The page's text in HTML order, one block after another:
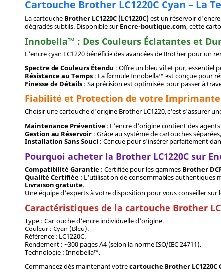
Cartouche Brother LC1220C Cyan – La
La cartouche Brother LC1220C (LC1220C)est un réservoir
dégradés subtils. Disponible surEncre-boutique.com, cette
Innobella™ : Des Couleurs Éclatantes et
L'encre cyan LC1220 bénéficie des avancées de Brother pour un
Spectre de Couleurs Étendu : Offre un bleu vif et pur, essentiel
Résistance au Temps : La formule Innobella™ est conçue pour
Finesse de Détails : Sa précision est optimisée pour passer à
Fiabilité et Protection de votre Imprimante
Choisir une cartouche d'origine Brother LC1220, c'est s'assurer
Maintenance Préventive : L'encre d'origine contient des
Gestion au Réservoir : Grâce au système de cartouches
Installation Sans Souci : Conçue pour s'insérer parfaitement
Pourquoi acheter la Brother LC1220C sur
Compatibilité Garantie : Certifiée pour les gammes Brother
Qualité Certifiée : L'utilisation de consommables authentiques
Livraison gratuite.
Une équipe d'experts à votre disposition pour vous conseiller sur
Caractéristiques de la cartouche Brother
Type : Cartouche d'encre individuelle d'origine.
Couleur : Cyan (Bleu).
Référence : LC1220C.
Rendement : ~300 pages A4 (selon la norme ISO/IEC 24711).
Technologie : Innobella™.
Commandez dès maintenant votrecartouche Brother LC1220C